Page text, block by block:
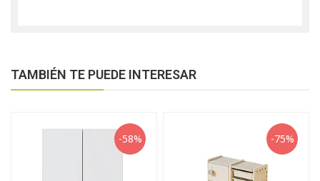
TAMBIÉN TE PUEDE INTERESAR
-58% -75%